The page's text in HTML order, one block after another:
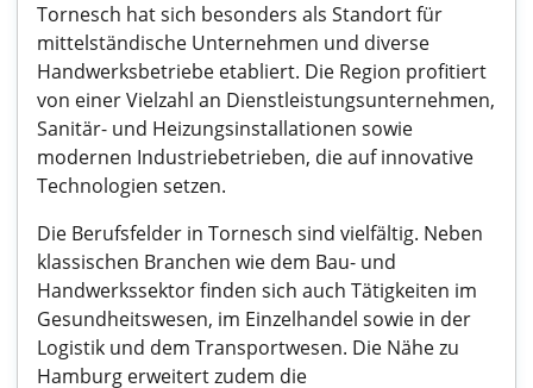
Tornesch hat sich besonders als Standort für
mittelständische Unternehmen und diverse
Handwerksbetriebe etabliert. Die Region profitiert
von einer Vielzahl an Dienstleistungsunternehmen,
Sanitär- und Heizungsinstallationen sowie
modernen Industriebetrieben, die auf innovative
Technologien setzen.
Die Berufsfelder in Tornesch sind vielfältig. Neben
klassischen Branchen wie dem Bau- und
Handwerkssektor finden sich auch Tätigkeiten im
Gesundheitswesen, im Einzelhandel sowie in der
Logistik und dem Transportwesen. Die Nähe zu
Hamburg erweitert zudem die